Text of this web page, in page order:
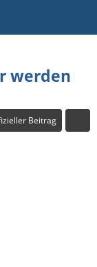
werden
Beitrag